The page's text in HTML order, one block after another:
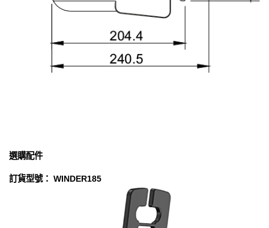
選購配件
訂貨型號： WINDER185